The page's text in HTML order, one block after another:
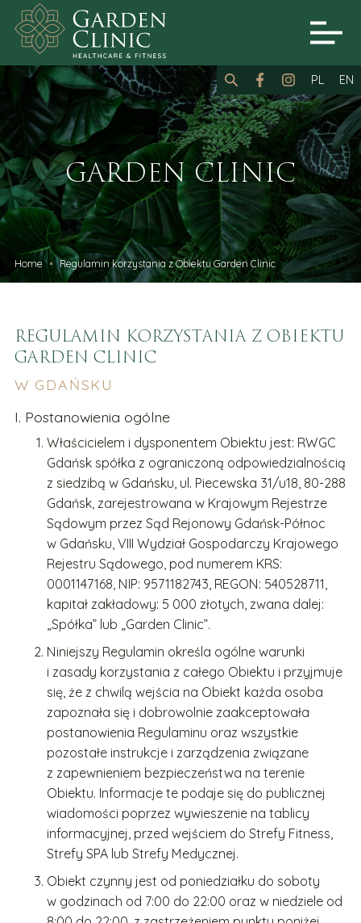
PL EN
GARDEN CLINIC
Home Regulamin korzystania z Obiektu Garden Clinic
REGULAMIN KORZYSTANIA Z OBIEKTU
GARDEN CLINIC
W GDAŃSKU
I. Postanowienia ogólne
Właścicielem i dysponentem Obiektu jest: RWGC
Gdańsk spółka z ograniczoną odpowiedzialnością
z siedzibą w Gdańsku, ul. Piecewska 31/u18, 80-288
Gdańsk, zarejestrowana w Krajowym Rejestrze
Sądowym przez Sąd Rejonowy Gdańsk-Północ
w Gdańsku, VIII Wydział Gospodarczy Krajowego
Rejestru Sądowego, pod numerem KRS:
0001147168, NIP: 9571182743, REGON: 540528711,
kapitał zakładowy: 5 000 złotych, zwana dalej:
„Spółka” lub „Garden Clinic”.
Niniejszy Regulamin określa ogólne warunki
i zasady korzystania z całego Obiektu i przyjmuje
się, że z chwilą wejścia na Obiekt każda osoba
zapoznała się i dobrowolnie zaakceptowała
postanowienia Regulaminu oraz wszystkie
pozostałe instrukcje i zarządzenia związane
z zapewnieniem bezpieczeństwa na terenie
Obiektu. Informacje te podaje się do publicznej
wiadomości poprzez wywieszenie na tablicy
informacyjnej, przed wejściem do Strefy Fitness,
Strefy SPA lub Strefy Medycznej.
Obiekt czynny jest od poniedziałku do soboty
w godzinach od 7:00 do 22:00 oraz w niedziele od